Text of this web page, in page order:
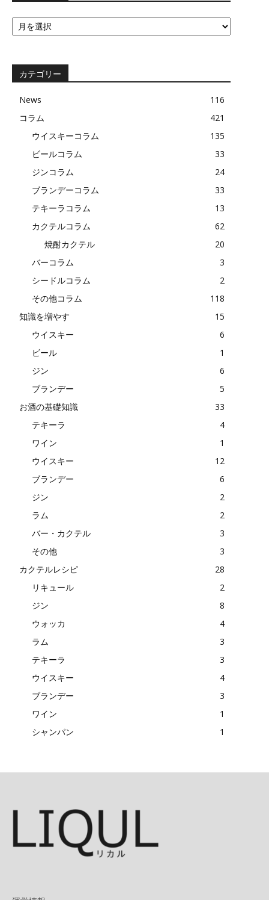
過
去
事
カテゴリー
News
116
コラム
421
ウイスキーコラム
135
ビールコラム
33
ジンコラム
24
ブランデーコラム
33
テキーラコラム
13
カクテルコラム
62
焼酎カクテル
20
バーコラム
3
シードルコラム
2
その他コラム
118
知識を増やす
15
ウイスキー
6
ビール
1
ジン
6
ブランデー
5
お酒の基礎知識
33
テキーラ
4
ワイン
1
ウイスキー
12
ブランデー
6
ジン
2
ラム
2
バー・カクテル
3
その他
3
カクテルレシピ
28
リキュール
2
ジン
8
ウォッカ
4
ラム
3
テキーラ
3
ウイスキー
4
ブランデー
3
ワイン
1
シャンパン
1